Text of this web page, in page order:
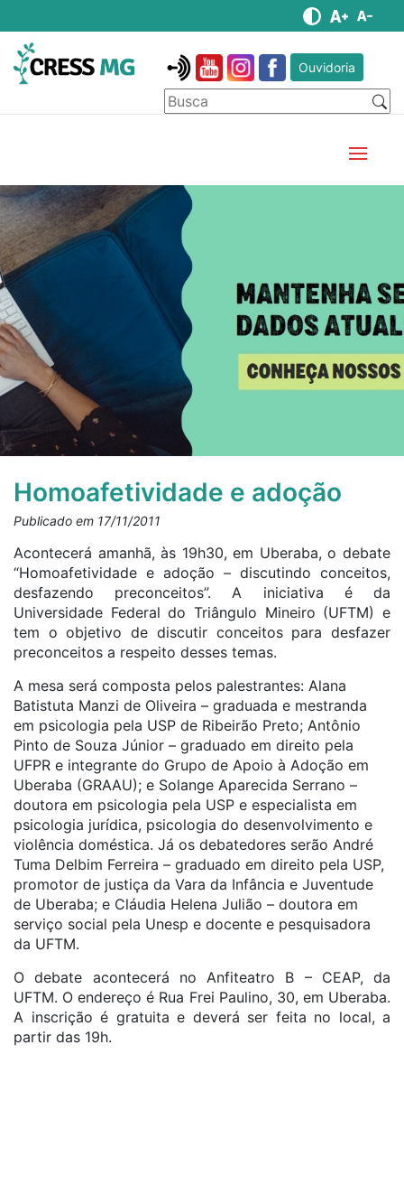
Ouvidoria
Homoafetividade e adoção
Publicado em 17/11/2011
Acontecerá amanhã, às 19h30, em Uberaba, o debate
“Homoafetividade e adoção – discutindo conceitos,
desfazendo preconceitos”. A iniciativa é da
Universidade Federal do Triângulo Mineiro (UFTM) e
tem o objetivo de discutir conceitos para desfazer
preconceitos a respeito desses temas.
A mesa será composta pelos palestrantes: Alana
Batistuta Manzi de Oliveira – graduada e mestranda
em psicologia pela USP de Ribeirão Preto; Antônio
Pinto de Souza Júnior – graduado em direito pela
UFPR e integrante do Grupo de Apoio à Adoção em
Uberaba (GRAAU); e Solange Aparecida Serrano –
doutora em psicologia pela USP e especialista em
psicologia jurídica, psicologia do desenvolvimento e
violência doméstica. Já os debatedores serão André
Tuma Delbim Ferreira – graduado em direito pela USP,
promotor de justiça da Vara da Infância e Juventude
de Uberaba; e Cláudia Helena Julião – doutora em
serviço social pela Unesp e docente e pesquisadora
da UFTM.
O debate acontecerá no Anfiteatro B – CEAP, da
UFTM. O endereço é Rua Frei Paulino, 30, em Uberaba.
A inscrição é gratuita e deverá ser feita no local, a
partir das 19h.